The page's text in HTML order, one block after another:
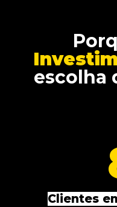
escolha
Clientes